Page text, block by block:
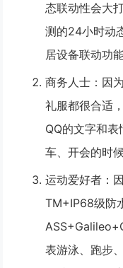
态联动性会大
测的24小时动
居设备联动功能
商务人士：因
礼服都很合适
QQ的文字和
车、开会的时
运动爱好者：
TM+IP68级防
表游泳、跑步